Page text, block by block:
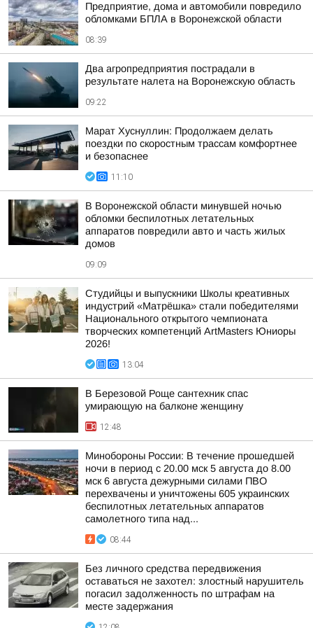
Предприятие, дома и автомобили повредило
обломками БПЛА в Воронежской области
08:39
Два агропредприятия пострадали в
результате налета на Воронежскую область
09:22
Марат Хуснуллин: Продолжаем делать
поездки по скоростным трассам комфортнее
и безопаснее
11:10
В Воронежской области минувшей ночью
обломки беспилотных летательных
аппаратов повредили авто и часть жилых
домов
09:09
Студийцы и выпускники Школы креативных
индустрий «Матрёшка» стали победителями
Национального открытого чемпионата
творческих компетенций ArtMasters Юниоры
2026!
13:04
В Березовой Роще сантехник спас
умирающую на балконе женщину
12:48
Минобороны России: В течение прошедшей
ночи в период с 20.00 мск 5 августа до 8.00
мск 6 августа дежурными силами ПВО
перехвачены и уничтожены 605 украинских
беспилотных летательных аппаратов
самолетного типа над...
08:44
Без личного средства передвижения
оставаться не захотел: злостный нарушитель
погасил задолженность по штрафам на
месте задержания